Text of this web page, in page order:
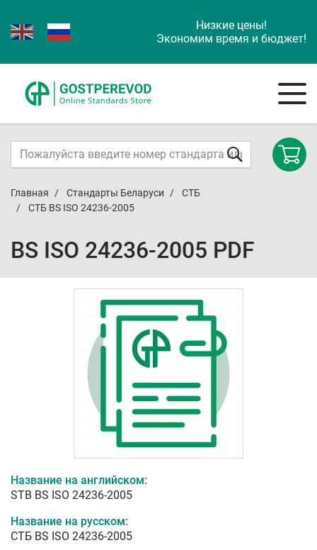
Низкие цены!
Экономим время и бюджет!
Главная Стандарты Беларуси
СТБ
СТБ BS ISO 24236-2005
BS ISO 24236-2005 PDF
Название на английском:
STB BS ISO 24236-2005
Название на русском:
СТБ BS ISO 24236-2005